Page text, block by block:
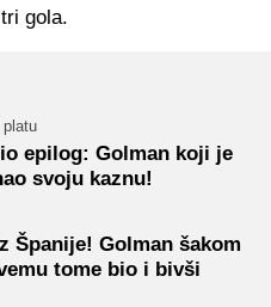
gola.
platu
epilog: Golman koji je
svoju kaznu!
Španije! Golman šakom
tome bio i bivši